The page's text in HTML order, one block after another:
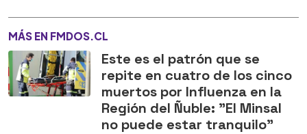
MÁS EN FMDOS.CL
Este es el patrón que se
repite en cuatro de los cinco
muertos por Influenza en la
Región del Ñuble: "El Minsal
no puede estar tranquilo"